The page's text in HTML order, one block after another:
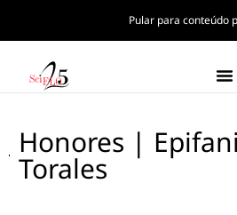
Pular para conteúdo
Honores |
Torales